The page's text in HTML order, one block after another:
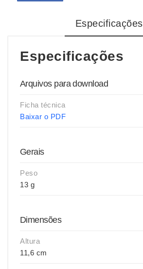
Especificações
Especificações
Arquivos para download
Ficha técnica
Baixar o PDF
Gerais
Peso
13 g
Dimensões
Altura
11,6 cm